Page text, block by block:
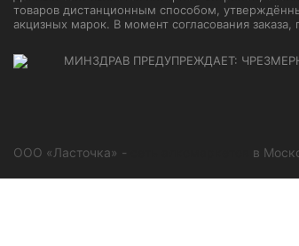
товаров дистанционным способом,
акцизных марок. В момент согласования
МИНЗДРАВ ПРЕДУПРЕЖДАЕТ:
ООО «Ласточка» - в